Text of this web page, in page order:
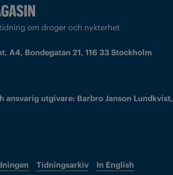
om droger och nykterhet
A4, Bondegatan 21, 116 33 Stockholm
ansvarig utgivare: Barbro Janson Lundkvist,
Tidningsarkiv In English